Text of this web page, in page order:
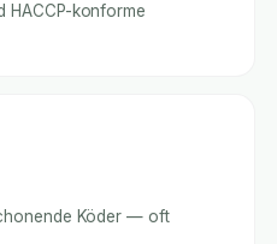
HACCP-konforme
Köder — oft